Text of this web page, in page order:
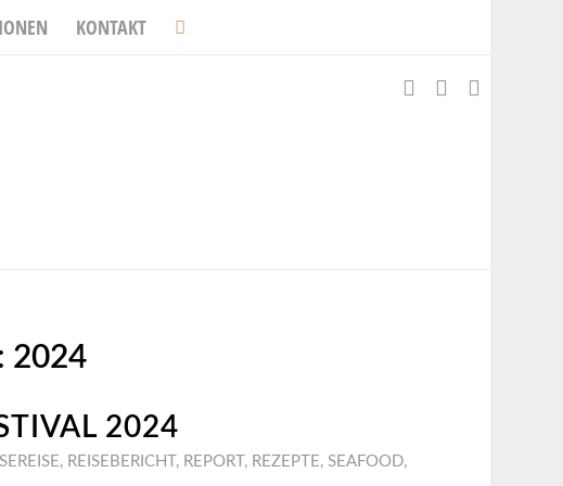
KONTAKT
2024
2024
, REISEBERICHT , REPORT , REZEPTE, SEAFOOD,